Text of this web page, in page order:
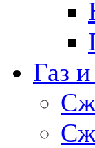
Газ